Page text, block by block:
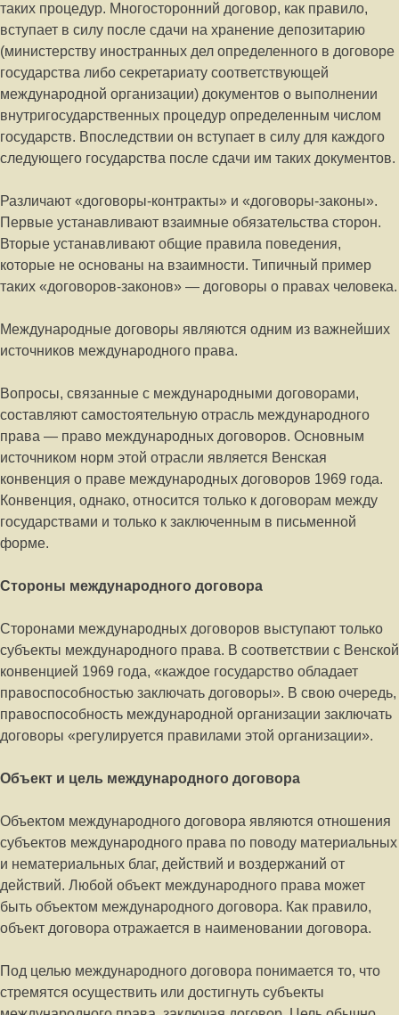
таких процедур. Многосторонний договор, как правило,
вступает в силу после сдачи на хранение депозитарию
(министерству иностранных дел определенного в договоре
государства либо секретариату соответствующей
международной организации) документов о выполнении
внутригосударственных процедур определенным числом
государств. Впоследствии он вступает в силу для каждого
следующего государства после сдачи им таких документов.
Различают «договоры-контракты» и «договоры-законы».
Первые устанавливают взаимные обязательства сторон.
Вторые устанавливают общие правила поведения,
которые не основаны на взаимности. Типичный пример
таких «договоров-законов» — договоры о правах человека.
Международные договоры являются одним из важнейших
источников международного права.
Вопросы, связанные с международными договорами,
составляют самостоятельную отрасль международного
права — право международных договоров. Основным
источником норм этой отрасли является Венская
конвенция о праве международных договоров 1969 года.
Конвенция, однако, относится только к договорам между
государствами и только к заключенным в письменной
форме.
Стороны международного договора
Сторонами международных договоров выступают только
субъекты международного права. В соответствии с Венской
конвенцией 1969 года, «каждое государство обладает
правоспособностью заключать договоры». В свою очередь,
правоспособность международной организации заключать
договоры «регулируется правилами этой организации».
Объект и цель международного договора
Объектом международного договора являются отношения
субъектов международного права по поводу материальных
и нематериальных благ, действий и воздержаний от
действий. Любой объект международного права может
быть объектом международного договора. Как правило,
объект договора отражается в наименовании договора.
Под целью международного договора понимается то, что
стремятся осуществить или достигнуть субъекты